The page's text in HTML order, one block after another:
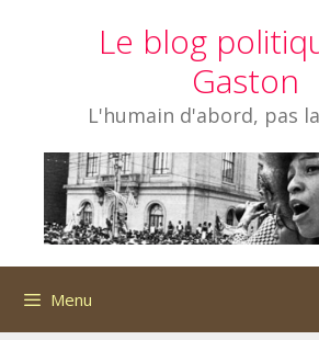
Le blog
Gaston
L'humain d'abord, pas
Menu